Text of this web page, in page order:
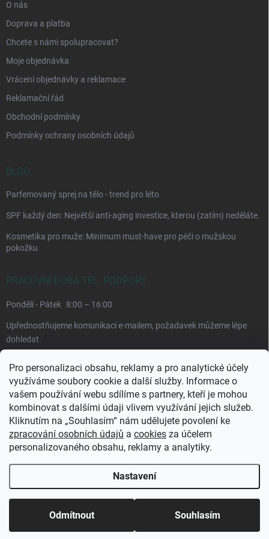
Pro personalizaci obsahu, reklamy a pro analytické účely
využíváme soubory cookie a další služby. Informace o
vašem používání webu sdílíme s partnery, kteří je mohou
kombinovat s dalšími údaji vlivem využívání jejich služeb.
Kliknutím na „Souhlasím“ nám udělujete povolení ke
zpracování osobních údajů a cookies za účelem
personalizovaného obsahu, reklamy a analytiky.
Nastavení
Odmítnout Souhlasím
O nás
Doprava a platba
Chcete s námi spolupracovat?
Moje objednávka
Vrácení objednávky a reklamace
Reklamační řád
Obchodní podmínky
Podmínky ochrany osobních údajů
BLOG
Parfemovaný sprej na tělo - trend pro léto
SPF každý den: Největší anti-aging investice, kterou (zatím) neděláte.
Kosmetika pro muže: Minimum must-have pro péči o mužskou
pokožku
PRACOVNÍ DOBA TEL. PODPORY
Pondělí - Pátek 8:00 – 16:00
Upřednostňujeme komunikaci e-mailem, požadavek můžeme lépe
dohledat.